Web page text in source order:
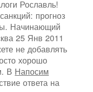
Рославль!
прогноз
Начинающий
25 Янв 2011
не добавлять
хорошо
В Напосим
ответа на